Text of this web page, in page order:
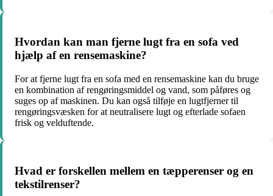
Hvordan kan man fjerne lugt fra en sofa ved
hjælp af en rensemaskine?
For at fjerne lugt fra en sofa med en rensemaskine kan du bruge
en kombination af rengøringsmiddel og vand, som påføres og
suges op af maskinen. Du kan også tilføje en lugtfjerner til
rengøringsvæsken for at neutralisere lugt og efterlade sofaen
frisk og velduftende.
Hvad er forskellen mellem en tæpperenser og en
tekstilrenser?